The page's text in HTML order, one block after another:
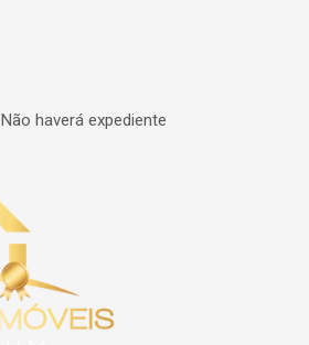
Não haverá expediente